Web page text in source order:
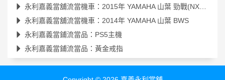
永利嘉義當舖流當機車：2015年 YAMAHA 山葉 勁戰(NXC125R)
永利嘉義當舖流當機車：2014年 YAMAHA 山葉 BWS
永利嘉義當鋪流當品：PS5主機
永利嘉義當鋪流當品：黃金戒指